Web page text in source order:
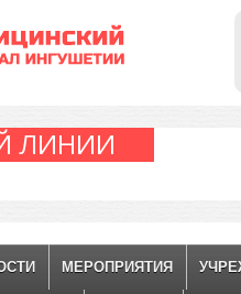
ЛИНИИ
МЕРОПРИЯТИЯ